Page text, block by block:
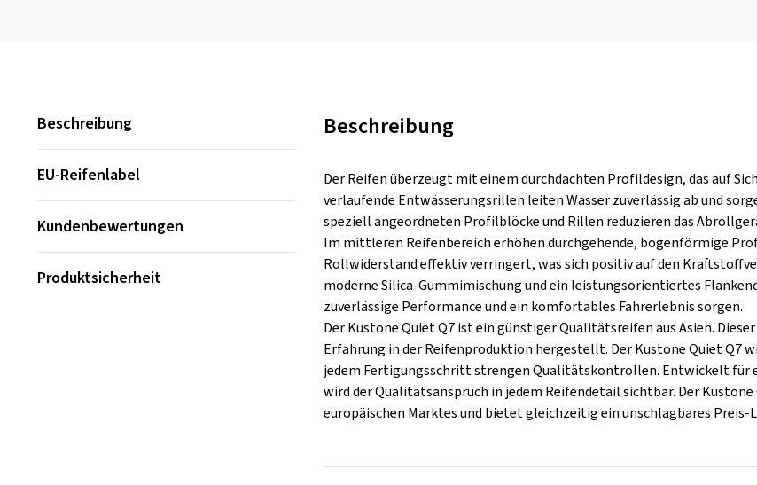
Beschreibung
EU-Reifenlabel
Kundenbewertungen
Produktsicherheit
Beschreibung
Der Reifen überzeugt mit einem durchdachten Profildesign, das auf
verlaufende Entwässerungsrillen leiten Wasser zuverlässig ab und
speziell angeordneten Profilblöcke und Rillen reduzieren das
Im mittleren Reifenbereich erhöhen durchgehende, bogenförmige
Rollwiderstand effektiv verringert, was sich positiv auf den
moderne Silica-Gummimischung und ein leistungsorientiertes
zuverlässige Performance und ein komfortables Fahrerlebnis sorgen.
Der Kustone Quiet Q7 ist ein günstiger Qualitätsreifen aus Asien.
Erfahrung in der Reifenproduktion hergestellt. Der Kustone Quiet
jedem Fertigungsschritt strengen Qualitätskontrollen. Entwickelt für
wird der Qualitätsanspruch in jedem Reifendetail sichtbar. Der
europäischen Marktes und bietet gleichzeitig ein unschlagbares Preis-